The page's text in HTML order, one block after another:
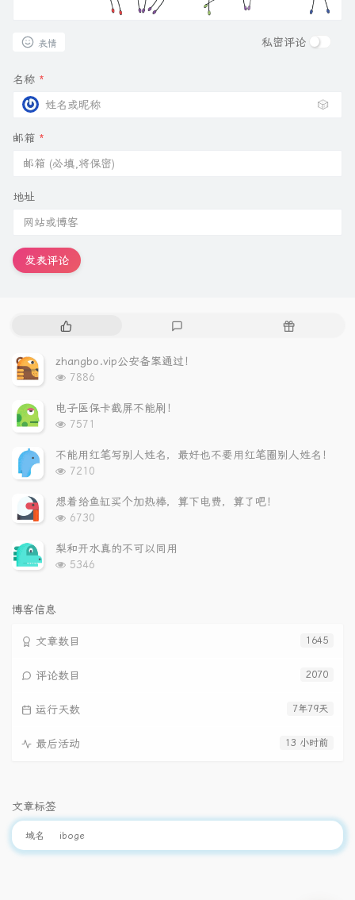
表情 私密评论
名称 *
🎲
邮箱 *
地址
发表评论
热
章
评
随
zhangbo.vip公安备案通过！
浏
次
数:
7886
电子医保卡截屏不能刷！
浏
次
数:
7571
不能用红笔写别人姓名，最好也不要用红笔圈别人姓名！
浏
次
数:
7210
想着给鱼缸买个加热棒，算下电费，算了吧！
浏
次
数:
6730
梨和开水真的不可以同用
浏
5346
博客信息
1645
文章数目
2070
评论数目
7年79天
运行天数
13 小时前
最后活动
文章标签
域名 iboge